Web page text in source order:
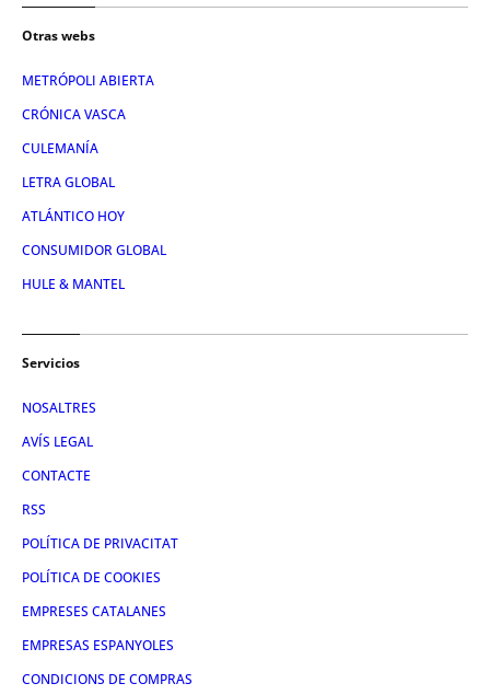
Otras webs
METRÓPOLI ABIERTA
CRÓNICA VASCA
CULEMANÍA
LETRA GLOBAL
ATLÁNTICO HOY
CONSUMIDOR GLOBAL
HULE & MANTEL
Servicios
NOSALTRES
AVÍS LEGAL
CONTACTE
RSS
POLÍTICA DE PRIVACITAT
POLÍTICA DE COOKIES
EMPRESES CATALANES
EMPRESAS ESPANYOLES
CONDICIONS DE COMPRAS